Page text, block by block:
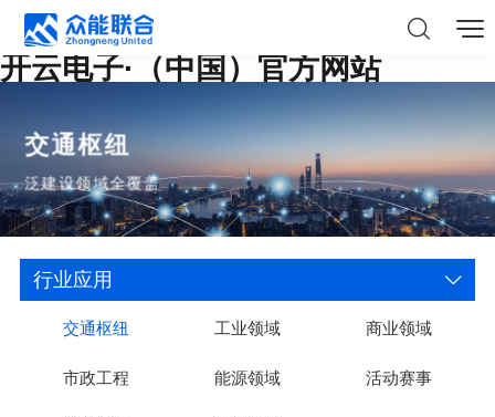
开云电子·（中国）官方网站
交通枢纽
泛建设领域全覆盖
行业应用
交通枢纽 工业领域 商业领域
市政工程 能源领域 活动赛事